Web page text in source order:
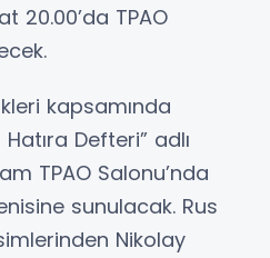
20.00’da TPAO
kapsamında
Defteri” adlı
TPAO Salonu’nda
sunulacak. Rus
Nikolay